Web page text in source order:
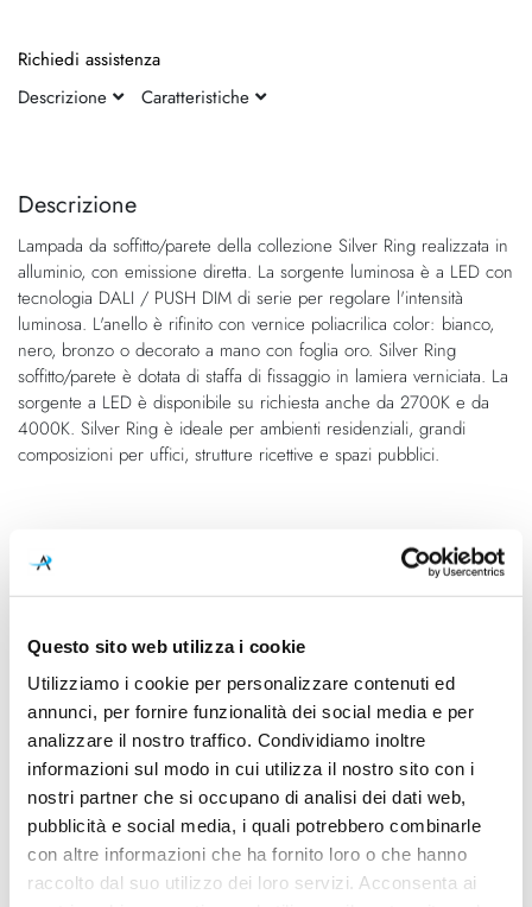
Questo sito web utilizza i cookie
Utilizziamo i cookie per personalizzare contenuti ed
annunci, per fornire funzionalità dei social media e per
analizzare il nostro traffico. Condividiamo inoltre
informazioni sul modo in cui utilizza il nostro sito con i
nostri partner che si occupano di analisi dei dati web,
pubblicità e social media, i quali potrebbero combinarle
con altre informazioni che ha fornito loro o che hanno
raccolto dal suo utilizzo dei loro servizi. Acconsenta ai
fine
galleria
di
immagini
della
di
immagini
Descrizione
Lampada da soffitto/parete della collezione Silver Ring realizzata in
alluminio, con emissione diretta. La sorgente luminosa è a LED con
tecnologia DALI / PUSH DIM di serie per regolare l'intensità
luminosa. L'anello è rifinito con vernice poliacrilica color: bianco,
nero, bronzo o decorato a mano con foglia oro. Silver Ring
soffitto/parete è dotata di staffa di fissaggio in lamiera verniciata. La
sorgente a LED è disponibile su richiesta anche da 2700K e da
4000K. Silver Ring è ideale per ambienti residenziali, grandi
composizioni per uffici, strutture ricettive e spazi pubblici.
Caratteristiche
Cod.Art.
Designer
Ø 1830mm - H 80mm
Led
Potenza e attacco
115W - 3000K - 9830Lm -
CRI90 - 220-240V
Lampadina
Integrata
Dimmerazione
Dimmerabile
Classe energetica
A++, A+, A
Richiedi assistenza
Descrizione
Caratteristiche